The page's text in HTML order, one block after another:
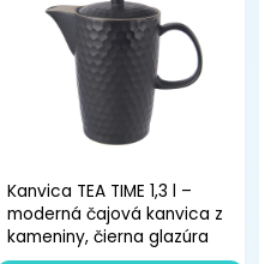
Kanvica TEA TIME 1,3 l –
moderná čajová kanvica z
kameniny, čierna glazúra